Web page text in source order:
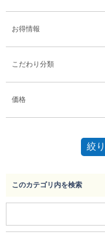
お得情報
こだわり分類
価格
このカテゴリ内を検索